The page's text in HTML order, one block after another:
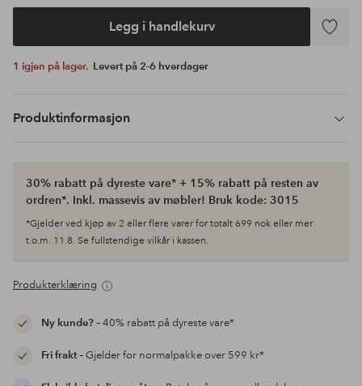
Legg i handlekurv
Legg
1 igjen på lager. Levert på 2-6 hverdager
Produktinformasjon
30% rabatt på dyreste vare* + 15% rabatt på resten av
ordren*. Inkl. massevis av møbler! Bruk kode: 3015
*Gjelder ved kjøp av 2 eller flere varer for totalt 699 nok eller mer
t.o.m. 11.8. Se fullstendige vilkår i kassen.
Produkterklæring
Ny kunde?– 40% rabatt på dyreste vare*
Fri frakt– Gjelder for normalpakke over 599 kr*